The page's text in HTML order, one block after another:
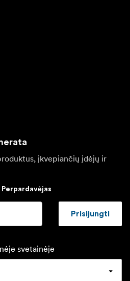
įkvepiančių įdėjų ir
Perpardavėjas
Prisijungti
svetainėje